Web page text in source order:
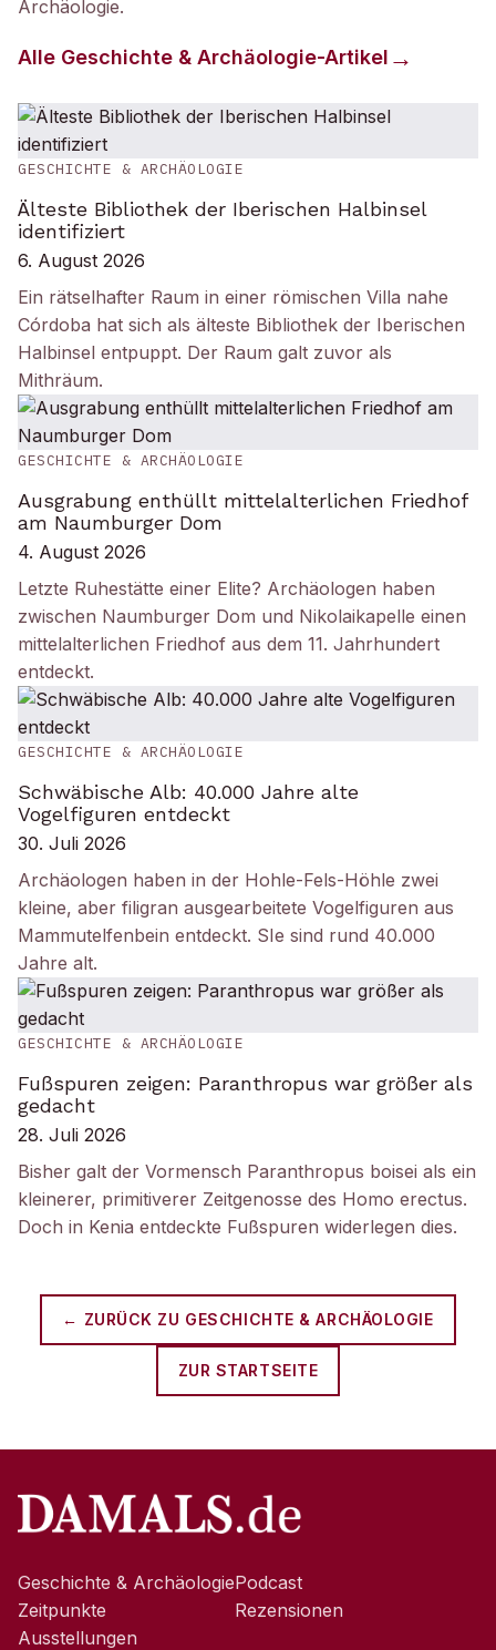
Archäologie.
Alle Geschichte & Archäologie-Artikel
GESCHICHTE & ARCHÄOLOGIE
Älteste Bibliothek der Iberischen Halbinsel
identifiziert
6. August 2026
Ein rätselhafter Raum in einer römischen Villa nahe
Córdoba hat sich als älteste Bibliothek der Iberischen
Halbinsel entpuppt. Der Raum galt zuvor als
Mithräum.
GESCHICHTE & ARCHÄOLOGIE
Ausgrabung enthüllt mittelalterlichen Friedhof
am Naumburger Dom
4. August 2026
Letzte Ruhestätte einer Elite? Archäologen haben
zwischen Naumburger Dom und Nikolaikapelle einen
mittelalterlichen Friedhof aus dem 11. Jahrhundert
entdeckt.
GESCHICHTE & ARCHÄOLOGIE
Schwäbische Alb: 40.000 Jahre alte
Vogelfiguren entdeckt
30. Juli 2026
Archäologen haben in der Hohle-Fels-Höhle zwei
kleine, aber filigran ausgearbeitete Vogelfiguren aus
Mammutelfenbein entdeckt. SIe sind rund 40.000
Jahre alt.
GESCHICHTE & ARCHÄOLOGIE
Fußspuren zeigen: Paranthropus war größer als
gedacht
28. Juli 2026
Bisher galt der Vormensch Paranthropus boisei als ein
kleinerer, primitiverer Zeitgenosse des Homo erectus.
Doch in Kenia entdeckte Fußspuren widerlegen dies.
← ZURÜCK ZU GESCHICHTE & ARCHÄOLOGIE
ZUR STARTSEITE
Geschichte & Archäologie
Zeitpunkte
Ausstellungen
Podcast
Rezensionen